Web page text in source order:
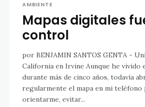
AMBIENTE
Mapas digitales
control
por BENJAMIN SANTOS GENTA -
California en Irvine Aunque he vivido en Los Ángeles
durante más de cinco años, todavía
regularmente el mapa en mi teléfono
orientarme, evitar...